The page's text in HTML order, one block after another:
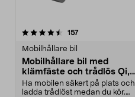
157recensioner
Mobilhållare bil
Mobilhållare bil med
klämfäste och trådlös Qi,
sugpropp
Ha mobilen säkert på plats och
ladda trådlöst medan du kör.
4.5 av 5 stjärnor